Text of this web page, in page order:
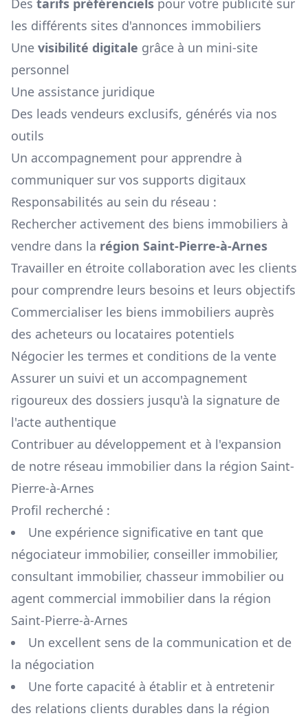
Des tarifs préférenciels pour votre publicité sur
les différents sites d'annonces immobiliers
Une visibilité digitale grâce à un mini-site
personnel
Une assistance juridique
Des leads vendeurs exclusifs, générés via nos
outils
Un accompagnement pour apprendre à
communiquer sur vos supports digitaux
Responsabilités au sein du réseau :
Rechercher activement des biens immobiliers à
vendre dans la région Saint-Pierre-à-Arnes
Travailler en étroite collaboration avec les clients
pour comprendre leurs besoins et leurs objectifs
Commercialiser les biens immobiliers auprès
des acheteurs ou locataires potentiels
Négocier les termes et conditions de la vente
Assurer un suivi et un accompagnement
rigoureux des dossiers jusqu'à la signature de
l'acte authentique
Contribuer au développement et à l'expansion
de notre réseau immobilier dans la région Saint-
Pierre-à-Arnes
Profil recherché :
Une expérience significative en tant que
négociateur immobilier, conseiller immobilier,
consultant immobilier, chasseur immobilier ou
agent commercial immobilier dans la région
Saint-Pierre-à-Arnes
Un excellent sens de la communication et de
la négociation
Une forte capacité à établir et à entretenir
des relations clients durables dans la région